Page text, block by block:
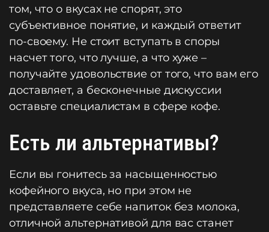
том, что о вкусах не спорят, это
субъективное понятие, и каждый ответит
по-своему. Не стоит вступать в споры
насчет того, что лучше, а что хуже –
получайте удовольствие от того, что вам его
доставляет, а бесконечные дискуссии
оставьте специалистам в сфере кофе.
Есть ли альтернативы?
Если вы гонитесь за насыщенностью
кофейного вкуса, но при этом не
представляете себе напиток без молока,
отличной альтернативой для вас станет